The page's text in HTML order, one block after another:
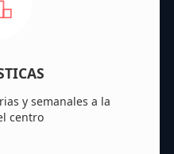
y semanales a la
centro